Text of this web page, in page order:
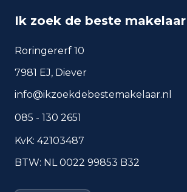
Roosendaal.
Veelgestelde vragen over
wonen in Roosendaal
plaatscijfers, handig voor een snelle
Hoeveel inwoners heeft
Ik zoek de beste makelaar
Roringererf 10
7981 EJ, Diever
info@ikzoekdebestemakelaar.nl
085 - 130 2651
KvK: 42103487
BTW: NL 0022 99853 B32